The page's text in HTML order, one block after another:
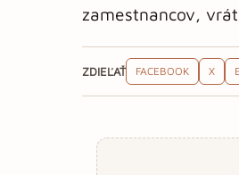
zamestnancov,
ZDIEĽAŤ FACEBOOK X